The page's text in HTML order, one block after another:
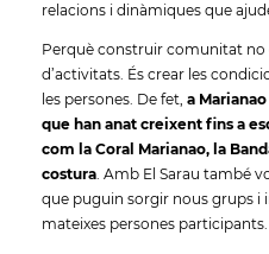
relacions i dinàmiques que
Perquè construir comunitat no
d’activitats. És crear les
les persones. De fet, a
que han anat creixent fins a
com la Coral Marianao, la
costura. Amb El Sarau també
que puguin sorgir nous grups i
mateixes persones participants.